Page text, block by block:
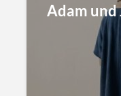
Adam und